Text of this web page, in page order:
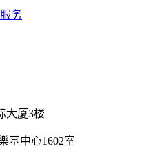
务
大厦3楼
基中心1602室